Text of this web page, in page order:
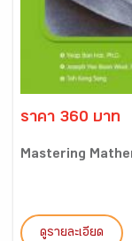
ราคา 360 บาท
Mastering
ดูรายละเอียด